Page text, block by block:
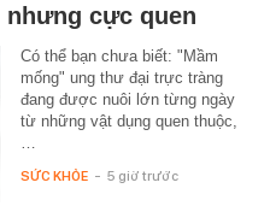
cực quen
Có thể bạn chưa biết: "Mầm
mống" ung thư đại trực tràng
đang được nuôi lớn từng ngày
từ những vật dụng quen thuộc,
…
SỨC KHỎE - 5 giờ trước